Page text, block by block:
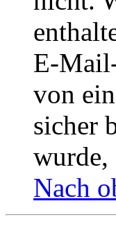
E-
von
sicher
wurde,
Nach